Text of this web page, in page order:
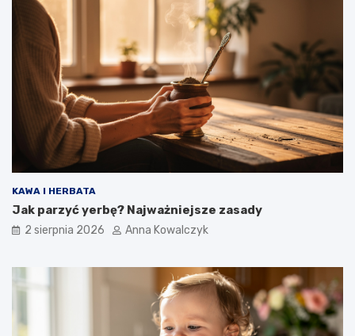
KAWA I HERBATA
Jak parzyć yerbę? Najważniejsze zasady
2 sierpnia 2026 Anna Kowalczyk